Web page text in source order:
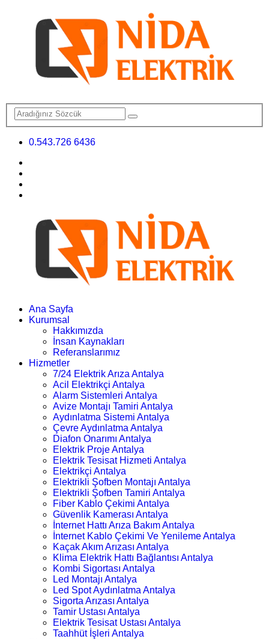
0.543.726 6436
Ana Sayfa
Kurumsal
Hakkımızda
İnsan Kaynakları
Referanslarımız
Hizmetler
7/24 Elektrik Arıza Antalya
Acil Elektrikçi Antalya
Alarm Sistemleri Antalya
Avize Montajı Tamiri Antalya
Aydınlatma Sistemi Antalya
Çevre Aydınlatma Antalya
Diafon Onarımı Antalya
Elektrik Proje Antalya
Elektrik Tesisat Hizmeti Antalya
Elektrikçi Antalya
Elektrikli Şofben Montajı Antalya
Elektrikli Şofben Tamiri Antalya
Fiber Kablo Çekimi Antalya
Güvenlik Kamerası Antalya
İnternet Hattı Arıza Bakım Antalya
İnternet Kablo Çekimi Ve Yenileme Antalya
Kaçak Akım Arızası Antalya
Klima Elektrik Hattı Bağlantısı Antalya
Kombi Sigortası Antalya
Led Montajı Antalya
Led Spot Aydınlatma Antalya
Sigorta Arızası Antalya
Tamir Ustası Antalya
Elektrik Tesisat Ustası Antalya
Taahhüt İşleri Antalya